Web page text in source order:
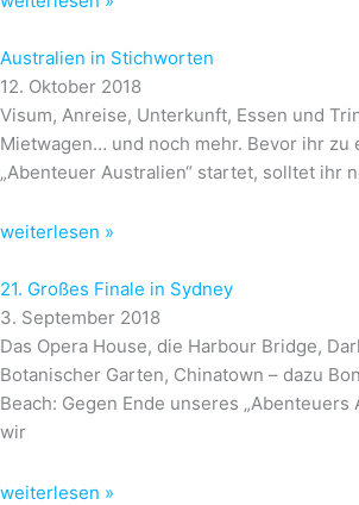
Australien in Stichworten
12. Oktober 2018
Visum, Anreise, Unterkunft, Essen und
Mietwagen… und noch mehr. Bevor ihr zu
„Abenteuer Australien“ startet, solltet ihr
weiterlesen »
21. Großes Finale in Sydney
3. September 2018
Das Opera House, die Harbour Bridge,
Botanischer Garten, Chinatown – dazu
Beach: Gegen Ende unseres „Abenteuers
wir
weiterlesen »